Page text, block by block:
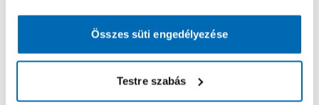
Összes süti engedélyezése
Testre szabás